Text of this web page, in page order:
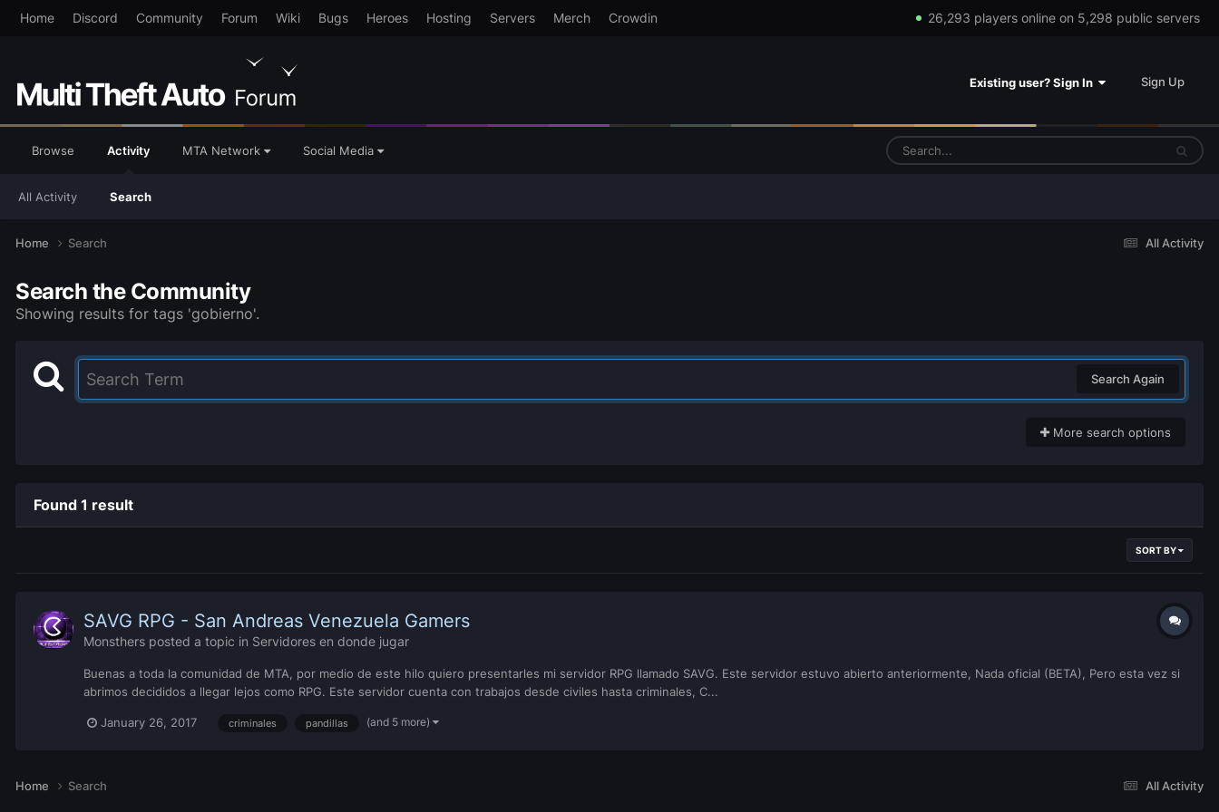
Home Discord Community Forum Wiki Bugs Heroes Hosting Servers Merch Crowdin 26,293 players online on 5,298 public servers
Existing user? Sign In Sign Up
Browse Activity
All Activity Search
MTA Network Social Media
All Activity
Home Search
Search the Community
Showing results for tags 'gobierno'.
Search Again
More search options
Found 1 result
SORT BY
SAVG RPG - San Andreas Venezuela Gamers
Monsthers posted a topic in Servidores en donde jugar
Buenas a toda la comunidad de MTA, por medio de este hilo quiero presentarles mi servidor RPG llamado SAVG. Este servidor estuvo abierto anteriormente, Nada oficial (BETA), Pero esta vez si
abrimos decididos a llegar lejos como RPG. Este servidor cuenta con trabajos desde civiles hasta criminales, C...
January 26, 2017 criminales pandillas (and 5 more)
All Activity
Home Search